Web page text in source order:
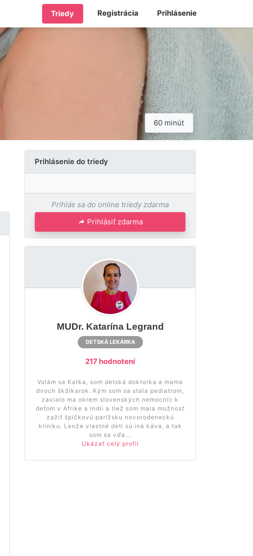
Triedy Registrácia Prihlásenie
60 minút
Prihlásenie do triedy
Prihlás sa do online triedy zdarma
Prihlásiť zdarma
MUDr. Katarína Legrand
DETSKÁ LEKÁRKA
217 hodnotení
Volám sa Katka, som detská doktorka a mama
dvoch škôlkarok. Kým som sa stala pediatrom,
zavialo ma okrem slovenských nemocníc k
deťom v Afrike a Indii a tiež som mala možnosť
zažiť špičkovú parížsku novorodeneckú
kliniku. Lenže vlastné deti sú iná káva, a tak
som sa vďa...
Ukázať celý profil